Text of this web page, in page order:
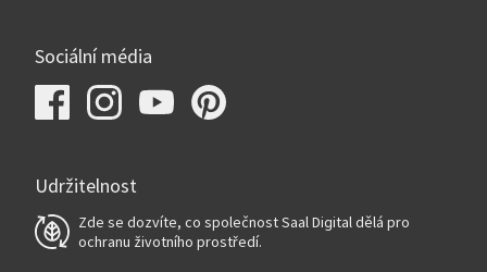
Sociální média
Udržitelnost
Zde se dozvíte, co společnost Saal Digital dělá pro
ochranu životního prostředí.